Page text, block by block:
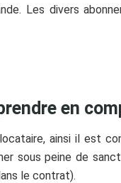
Les divers
en
ainsi il est
sous peine de
le contrat).